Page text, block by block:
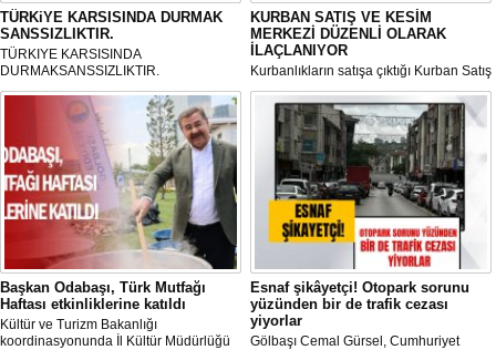
TÜRKiYE KARSISINDA DURMAK
SANSSIZLIKTIR.
TÜRKIYE KARSISINDA
DURMAKSANSSIZLIKTIR.
KURBAN SATIŞ VE KESİM
MERKEZİ DÜZENLİ OLARAK
İLAÇLANIYOR
Kurbanlıkların satışa çıktığı Kurban Satış
ve Kesim Merkezi, haşere ve
mikropların önüne geçilmesi amacıyla
her gün Gölbaşı Belediyesi ekipleri
tarafından düzenli olarak ilaçlanıyor.
Başkan Odabaşı, Türk Mutfağı
Haftası etkinliklerine katıldı
Kültür ve Turizm Bakanlığı
koordinasyonunda İl Kültür Müdürlüğü
Esnaf şikâyetçi! Otopark sorunu
yüzünden bir de trafik cezası
yiyorlar
Gölbaşı Cemal Gürsel, Cumhuriyet